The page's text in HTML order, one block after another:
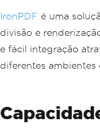
IronPDF é uma
divisão e
e fácil integração
diferentes ambientes